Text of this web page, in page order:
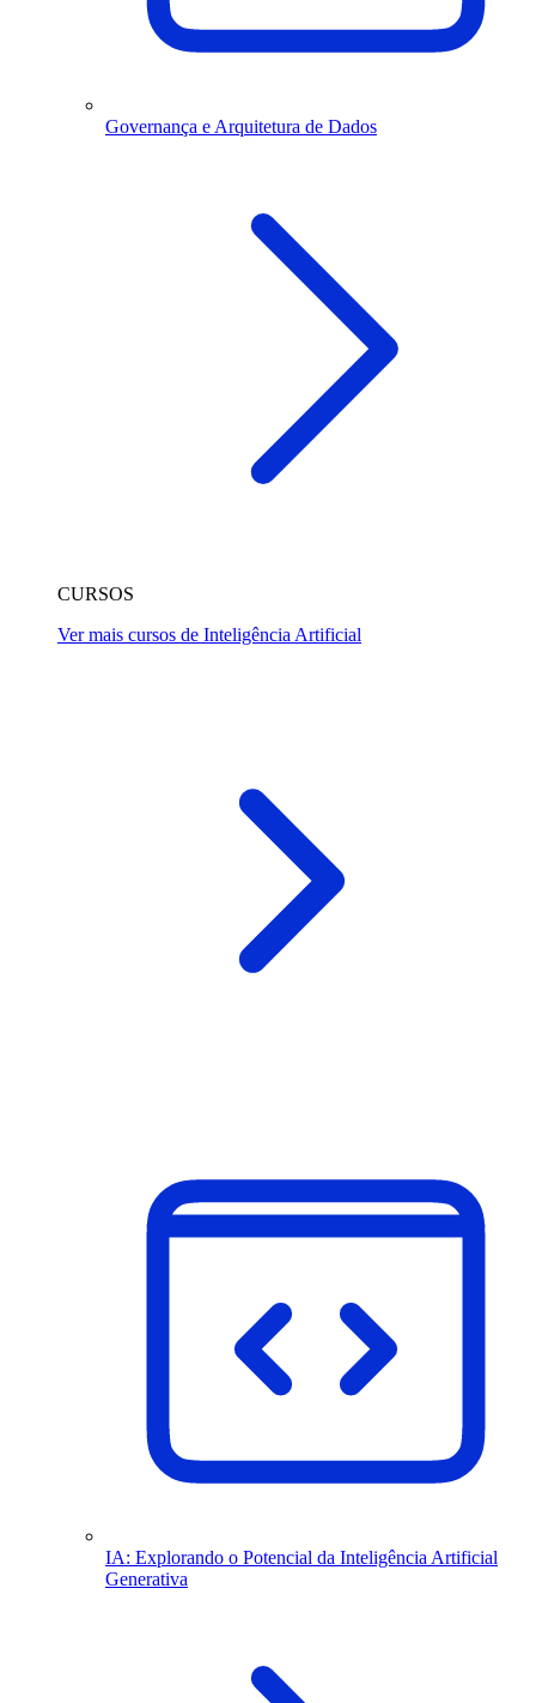
Governança e Arquitetura de Dados
CURSOS
Ver mais cursos de Inteligência Artificial
IA: Explorando o Potencial da Inteligência Artificial
Generativa